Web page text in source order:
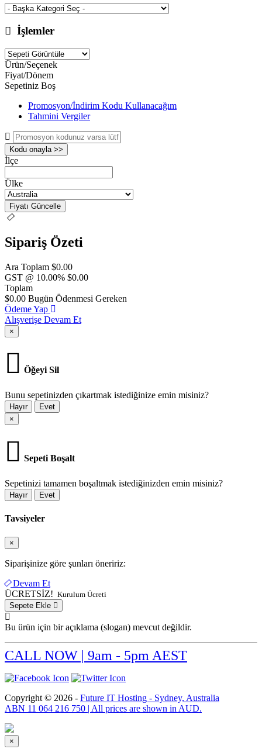
İşlemler
Ürün/Seçenek
Fiyat/Dönem
Sepetiniz Boş
Promosyon/İndirim Kodu Kullanacağım
Tahmini Vergiler
Kodu onayla >>
İlçe
Ülke
Fiyatı Güncelle
Sipariş Özeti
Ara Toplam $0.00
GST @ 10.00% $0.00
Toplam
$0.00 Bugün Ödenmesi Gereken
Ödeme Yap
Alışverişe Devam Et
×
Öğeyi Sil
Bunu sepetinizden çıkartmak istediğinize emin misiniz?
Hayır
Evet
×
Sepeti Boşalt
Sepetinizi tamamen boşaltmak istediğinizden emin misiniz?
Hayır Evet
Tavsiyeler
×
Siparişinize göre şunları öneririz:
Devam Et
ÜCRETSİZ! Kurulum Ücreti
Sepete Ekle
Bu ürün için bir açıklama (slogan) mevcut değildir.
CALL NOW | 9am - 5pm AEST
Copyright © 2026 - Future IT Hosting - Sydney, Australia
ABN 11 064 216 750 | All prices are shown in AUD.
×